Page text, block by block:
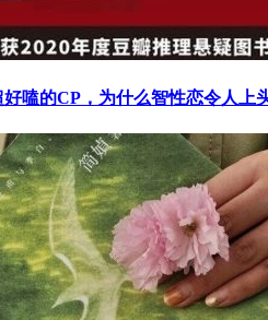
嗑的CP，为什么智性恋令人上